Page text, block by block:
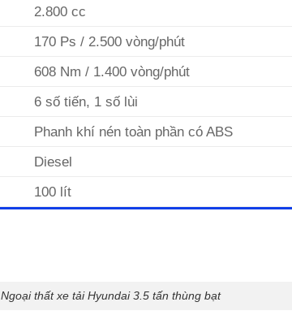
2.800 cc
170 Ps / 2.500 vòng/phút
608 Nm / 1.400 vòng/phút
6 số tiến, 1 số lùi
Phanh khí nén toàn phần có ABS
Diesel
100 lít
Ngoại thất xe tải Hyundai 3.5 tấn thùng bạt